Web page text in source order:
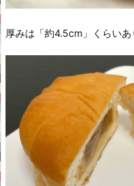
厚みは「約4.5cm」くらいあ